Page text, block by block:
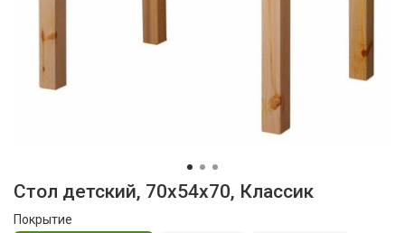
Стол детский, 70x54x70, Классик
Покрытие